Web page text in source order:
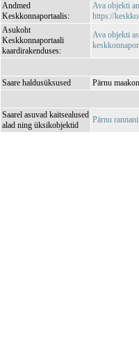
Andmed
Keskkonnaportaalis:
Ava objekti
https://
Asukoht
Keskkonnaportaali
kaardirakenduses:
Ava objekti
Saare haldusüksused Pärnu
Saarel asuvad kaitsealused
alad ning üksikobjektid
Pärnu